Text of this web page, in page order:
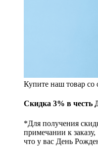
Купите наш товар со
Скидка 3% в честь
*Для получения
примечании к заказу,
что у вас День